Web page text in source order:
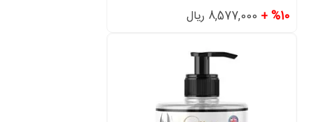
%10 +